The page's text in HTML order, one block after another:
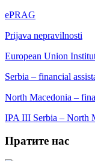
ePRAG
Prijava nepravilnosti
European Union
Serbia – financial
North Macedonia –
IPA III Serbia – North
Пратите нас